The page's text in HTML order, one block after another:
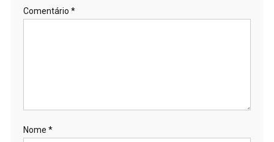
Comentário *
Nome *